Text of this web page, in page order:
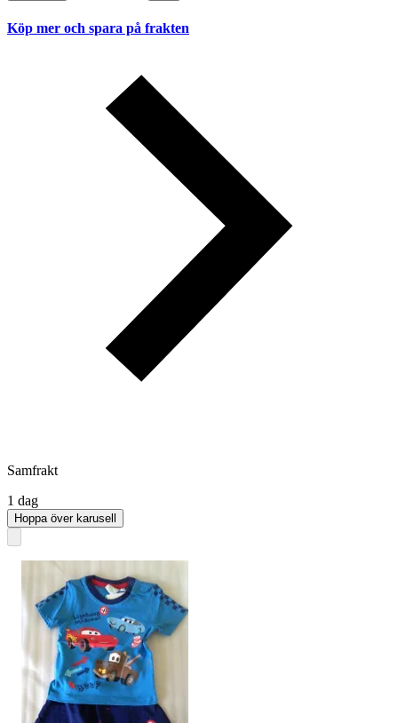
Köp mer och spara på frakten
Samfrakt
1 dag
Hoppa över karusell